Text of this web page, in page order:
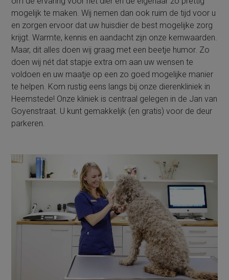
mogelijk te maken. Wij nemen dan ook ruim de tijd voor u
en zorgen ervoor dat uw huisdier de best mogelijke zorg
krijgt. Warmte, kennis en aandacht zijn onze kernwaarden.
Maar, dit alles doen wij graag met een beetje humor. Zo
doen wij nét dat stapje extra om aan uw wensen te
voldoen en uw maatje op een zo goed mogelijke manier
te helpen. Kom rustig eens langs bij onze dierenkliniek in
Heemstede! Onze kliniek is centraal gelegen in de Jan van
Goyenstraat. U kunt gemakkelijk (en gratis) voor de deur
parkeren.